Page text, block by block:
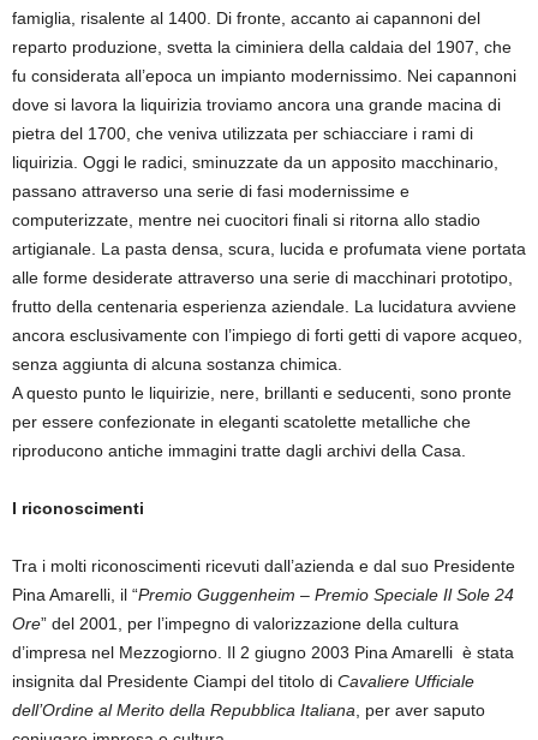
famiglia, risalente al 1400. Di fronte, accanto ai capannoni del
reparto produzione, svetta la ciminiera della caldaia del 1907, che
fu considerata all’epoca un impianto modernissimo. Nei capannoni
dove si lavora la liquirizia troviamo ancora una grande macina di
pietra del 1700, che veniva utilizzata per schiacciare i rami di
liquirizia. Oggi le radici, sminuzzate da un apposito macchinario,
passano attraverso una serie di fasi modernissime e
computerizzate, mentre nei cuocitori finali si ritorna allo stadio
artigianale. La pasta densa, scura, lucida e profumata viene portata
alle forme desiderate attraverso una serie di macchinari prototipo,
frutto della centenaria esperienza aziendale. La lucidatura avviene
ancora esclusivamente con l’impiego di forti getti di vapore acqueo,
senza aggiunta di alcuna sostanza chimica.
A questo punto le liquirizie, nere, brillanti e seducenti, sono pronte
per essere confezionate in eleganti scatolette metalliche che
riproducono antiche immagini tratte dagli archivi della Casa.
I riconoscimenti
Tra i molti riconoscimenti ricevuti dall’azienda e dal suo Presidente
Pina Amarelli, il “Premio Guggenheim – Premio Speciale Il Sole 24
Ore” del 2001, per l’impegno di valorizzazione della cultura
d’impresa nel Mezzogiorno. Il 2 giugno 2003 Pina Amarelli è stata
insignita dal Presidente Ciampi del titolo di Cavaliere Ufficiale
dell’Ordine al Merito della Repubblica Italiana , per aver saputo